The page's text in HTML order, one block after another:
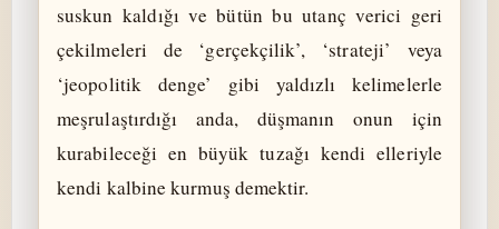
suskun kaldığı ve bütün bu utanç verici geri
çekilmeleri de ‘gerçekçilik’, ‘strateji’ veya
‘jeopolitik denge’ gibi yaldızlı kelimelerle
meşrulaştırdığı anda, düşmanın onun için
kurabileceği en büyük tuzağı kendi elleriyle
kendi kalbine kurmuş demektir.